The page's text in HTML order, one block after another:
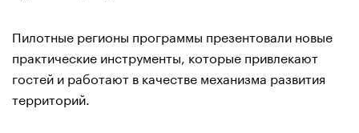
Пилотные регионы программы презентовали новые
практические инструменты, которые привлекают
гостей и работают в качестве механизма развития
территорий.